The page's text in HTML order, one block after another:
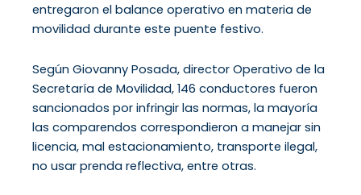
entregaron el balance operativo en materia de
movilidad durante este puente festivo.
Según Giovanny Posada, director Operativo de la
Secretaría de Movilidad, 146 conductores fueron
sancionados por infringir las normas, la mayoría
las comparendos correspondieron a manejar sin
licencia, mal estacionamiento, transporte ilegal,
no usar prenda reflectiva, entre otras.